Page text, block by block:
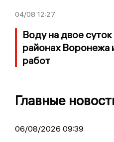
04/08 12:27
Воду на двое
районах Воронежа
работ
Главные
06/08/2026 09:39